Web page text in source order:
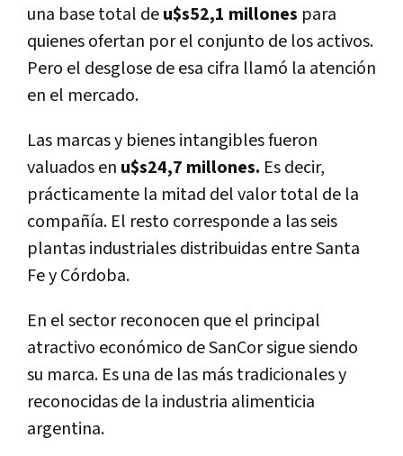
una base total deu$s52,1 millones para
quienes ofertan por el conjunto de los activos.
Pero el desglose de esa cifra llamó la atención
en el mercado.
Las marcas y bienes intangibles fueron
valuados en u$s24,7 millones. Es decir,
prácticamente la mitad del valor total de la
compañía. El resto corresponde a las seis
plantas industriales distribuidas entre Santa
Fe y Córdoba.
En el sector reconocen que el principal
atractivo económico de SanCor sigue siendo
su marca. Es una de las más tradicionales y
reconocidas de la industria alimenticia
argentina.